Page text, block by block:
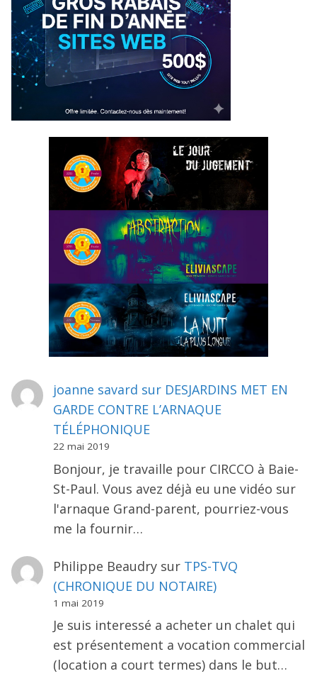
joanne savard sur DESJARDINS MET EN
GARDE CONTRE L’ARNAQUE
TÉLÉPHONIQUE
22 mai 2019
Bonjour, je travaille pour CIRCCO à Baie-
St-Paul. Vous avez déjà eu une vidéo sur
l'arnaque Grand-parent, pourriez-vous
me la fournir…
Philippe Beaudrysur TPS-TVQ
(CHRONIQUE DU NOTAIRE)
1 mai 2019
Je suis interessé a acheter un chalet qui
est présentement a vocation commercial
(location a court termes) dans le but…